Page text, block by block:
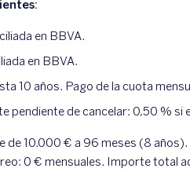
en BBVA.
en BBVA.
10 años. Pago de la cuota
de cancelar: 0,50 % si
de 10.000 € a 96 meses (8 años).
0 € mensuales. Importe total